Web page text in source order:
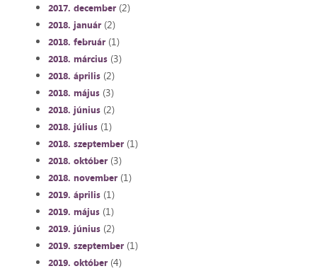
2017. december(2)
2018. január(2)
2018. február(1)
2018. március(3)
2018. április(2)
2018. május(3)
2018. június(2)
2018. július(1)
2018. szeptember(1)
2018. október(3)
2018. november(1)
2019. április(1)
2019. május(1)
2019. június(2)
2019. szeptember(1)
2019. október(4)